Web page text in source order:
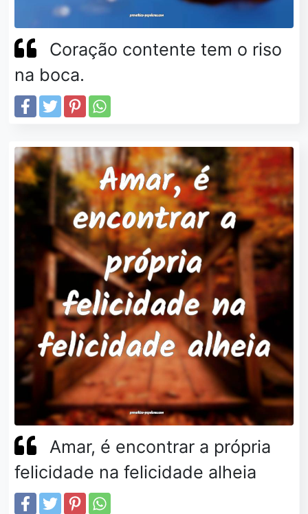
Coração contente tem o riso
na boca.
Amar, é encontrar a própria
felicidade na felicidade alheia